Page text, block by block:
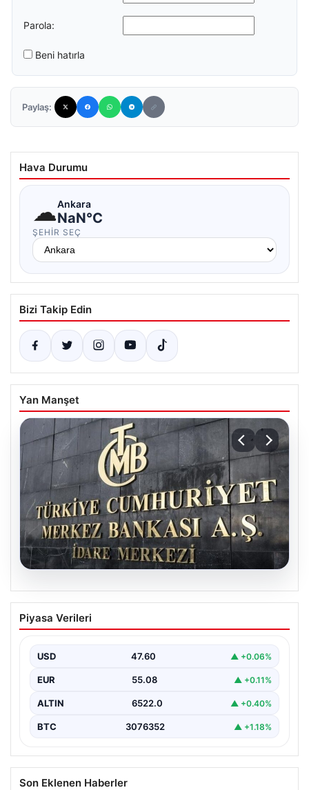
Parola:
Beni hatırla
Paylaş:
Hava Durumu
☁Ankara
NaN°C
ŞEHIR SEÇ
Bizi Takip Edin
Yan Manşet
05.08.2026
Merkez Bankası Nisan Ayı Faiz Kararı Ne
Zaman Açıklanacak? Ekonomistlerin
Türkiye Cumhuriyet Merkez Bankası (TCMB) Para
üzere…
Piyasa Verileri
USD 47.60 ▲ +0.06%
EUR 55.08 ▲ +0.11%
ALTIN 6522.0 ▲ +0.40%
BTC 3076352 ▲ +1.18%
Son Eklenen Haberler